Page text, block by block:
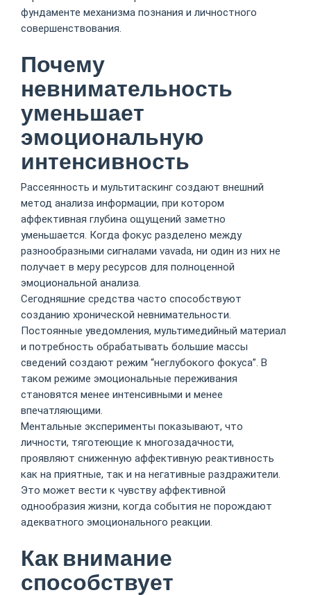
фундаменте механизма познания и личностного
совершенствования.
Почему
невнимательность
уменьшает
эмоциональную
интенсивность
Рассеянность и мультитаскинг создают внешний
метод анализа информации, при котором
аффективная глубина ощущений заметно
уменьшается. Когда фокус разделено между
разнообразными сигналами vavada, ни один из них не
получает в меру ресурсов для полноценной
эмоциональной анализа.
Сегодняшние средства часто способствуют
созданию хронической невнимательности.
Постоянные уведомления, мультимедийный материал
и потребность обрабатывать большие массы
сведений создают режим “неглубокого фокуса”. В
таком режиме эмоциональные переживания
становятся менее интенсивными и менее
впечатляющими.
Ментальные эксперименты показывают, что
личности, тяготеющие к многозадачности,
проявляют сниженную аффективную реактивность
как на приятные, так и на негативные раздражители.
Это может вести к чувству аффективной
однообразия жизни, когда события не порождают
адекватного эмоционального реакции.
Как внимание
способствует